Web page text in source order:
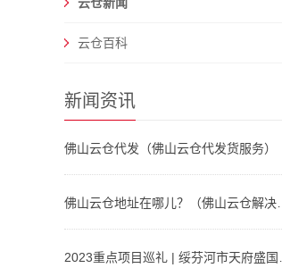
云仓百科
新闻资讯
佛山云仓代发（佛山云仓代发货服务）